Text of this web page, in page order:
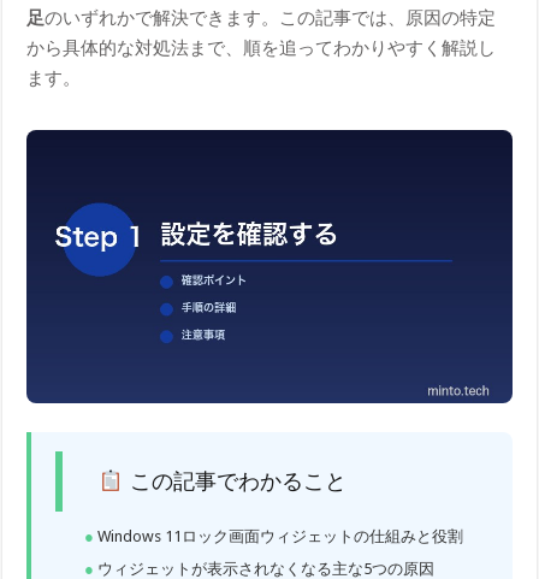
足のいずれかで解決できます。この記事では、原因の特定
から具体的な対処法まで、順を追ってわかりやすく解説し
ます。
この記事でわかること
Windows 11ロック画面ウィジェットの仕組みと役割
ウィジェットが表示されなくなる主な5つの原因